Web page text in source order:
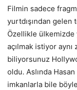
Filmin sadece
yurtdışından gelen
Özellikle ülkemizde
açılmak istiyor aynı
biliyorsunuz
oldu. Aslında
imkanlarla bile